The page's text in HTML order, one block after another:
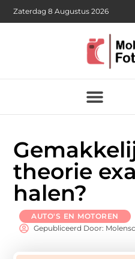
Zaterdag 8 Augustus 2026
theorie
halen?
AUTO'S EN MOTOREN
Gepubliceerd Door: